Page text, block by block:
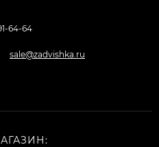
64-64
sale@zadvishka.ru